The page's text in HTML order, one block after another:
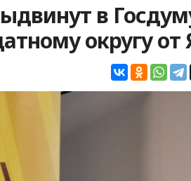
в
округу от